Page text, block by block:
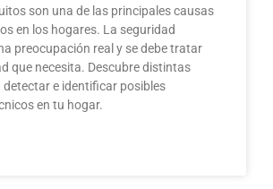
son una de las principales causas
en los hogares. La seguridad
preocupación real y se debe tratar
que necesita. Descubre distintas
e identificar posibles
en tu hogar.